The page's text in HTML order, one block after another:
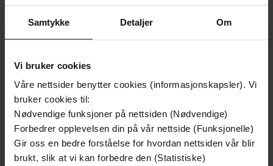
Samtykke Detaljer Om
Vi bruker cookies
Våre nettsider benytter cookies (informasjonskapsler). Vi
bruker cookies til:
Nødvendige funksjoner på nettsiden (Nødvendige)
Forbedrer opplevelsen din på vår nettside (Funksjonelle)
Gir oss en bedre forståelse for hvordan nettsiden vår blir
brukt, slik at vi kan forbedre den (Statistiske)
Premium
Vinner av Rivertonprisen
Premium
Første gang på tilbud